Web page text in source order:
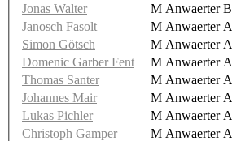
Jonas Walter
M Anwaerter B
Janosch Fasolt
M Anwaerter A
Simon Götsch
M Anwaerter A
Domenic Garber Fent
M Anwaerter A
Thomas Santer
M Anwaerter A
Johannes Mair
M Anwaerter A
Lukas Pichler
M Anwaerter A
Christoph Gamper
M Anwaerter A